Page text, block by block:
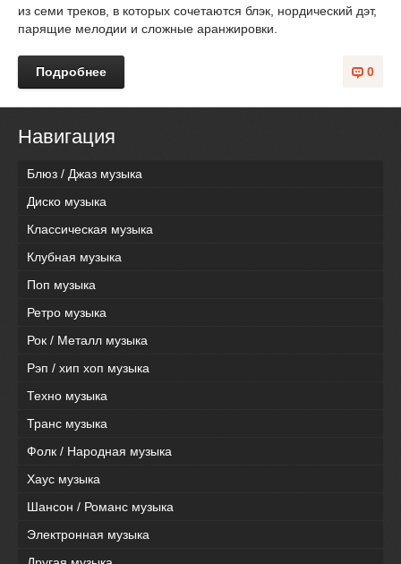
из семи треков, в которых сочетаются блэк, нордический дэт,
парящие мелодии и сложные аранжировки.
0
Подробнее
Навигация
Блюз / Джаз музыка
Диско музыка
Классическая музыка
Клубная музыка
Поп музыка
Ретро музыка
Рок / Металл музыка
Рэп / хип хоп музыка
Техно музыка
Транс музыка
Фолк / Народная музыка
Хаус музыка
Шансон / Романс музыка
Электронная музыка